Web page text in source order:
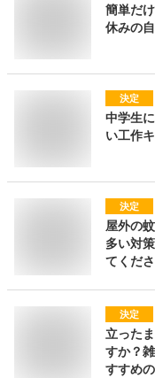
簡単だ
休みの
決定
中学生
い工作
決定
屋外の
多い対
てくださ
決定
立った
すか？
すすめ